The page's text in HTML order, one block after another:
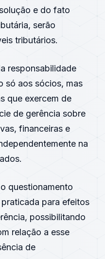
e do fato
serão
tributários.
responsabilidade
só aos sócios, mas
que exercem de
de gerência sobre
financeiras e
na
questionamento
para efeitos
possibilitando
relação a esse
de